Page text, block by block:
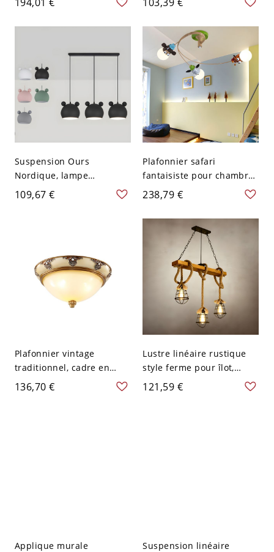
Lumières Suspension avec
Chaîne Suspendue - 110
éclairage LED jaune pour
salon, largeur de 19,5"
Suspension Ours
Nordique, lampe
suspendue à dôme en
métal mat pour chambre
109,67 €
Plafonnier safari
fantaisiste pour chambre
d’enfant et nursery -
Jaune 110 V-120 V 3
238,79 €
Plafonnier vintage
traditionnel, cadre en
résine sculptée
ornementale avec vasque
136,70 €
Lustre linéaire rustique
style ferme pour îlot,
poutre en bois massif et
suspension en corde de
121,59 €
Applique murale
Suspension linéaire